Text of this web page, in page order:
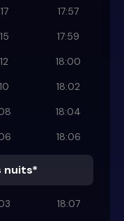
17:57
17:59
18:00
18:02
18:04
18:06
nuits*
18:07